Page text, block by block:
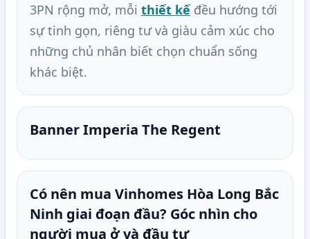
3PN rộng mở, mỗi thiết kế đều hướng tới
sự tinh gọn, riêng tư và giàu cảm xúc cho
những chủ nhân biết chọn chuẩn sống
khác biệt.
Banner Imperia The Regent
Có nên mua Vinhomes Hòa Long Bắc
Ninh giai đoạn đầu? Góc nhìn cho
người mua ở và đầu tư